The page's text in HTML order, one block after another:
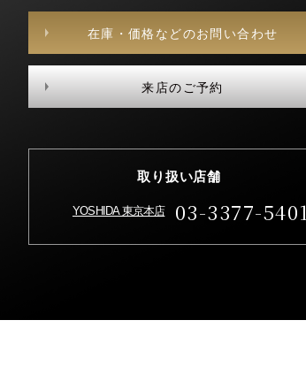
在庫・価格などのお問い合わせ
来店のご予約
取り扱い店舗
YOSHIDA 東京本店 03-3377-5401